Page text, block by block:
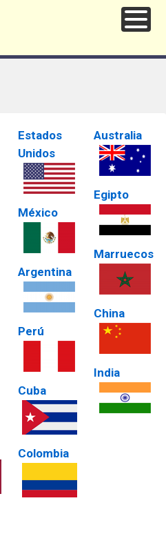
Estados
Unidos
México
Argentina
Perú
Cuba
Colombia
Australia
Egipto
Marruecos
China
India